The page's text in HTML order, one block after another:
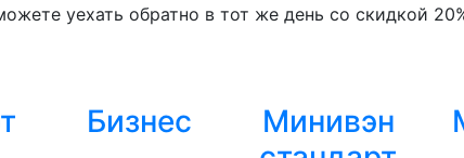
уехать обратно в тот же день со скидкой
Бизнес
Минивэн